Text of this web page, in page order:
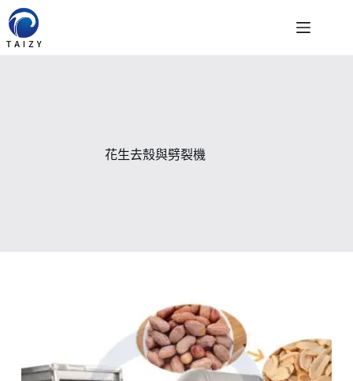
至
主
花生去殼與劈裂機